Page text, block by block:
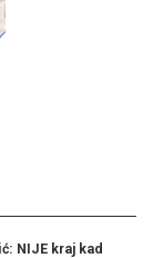
NIJE kraj kad